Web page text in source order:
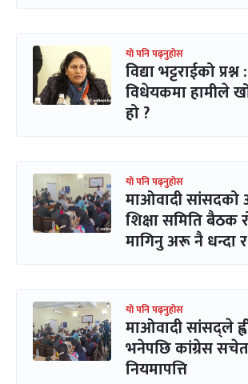
यो पनि पढ्नुहोस
विद्या भट्टराईको प्रश्न
विधेयकमा हामीले
हो ?
यो पनि पढ्नुहोस
माओवादी सांसदको
शिक्षा समिति बैठक
मागिनु अरू नै धन्दा र
यो पनि पढ्नुहोस
माओवादी सांसद्‌ले
भनेपछि कांग्रेस
नियमापत्ति